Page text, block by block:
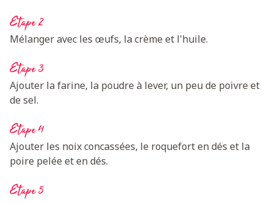
Etape 2
Mélanger avec les œufs, la crème et l'huile.
Etape 3
Ajouter la farine, la poudre à lever, un peu de poivre et
de sel.
Etape 4
Ajouter les noix concassées, le roquefort en dés et la
poire pelée et en dés.
Etape 5